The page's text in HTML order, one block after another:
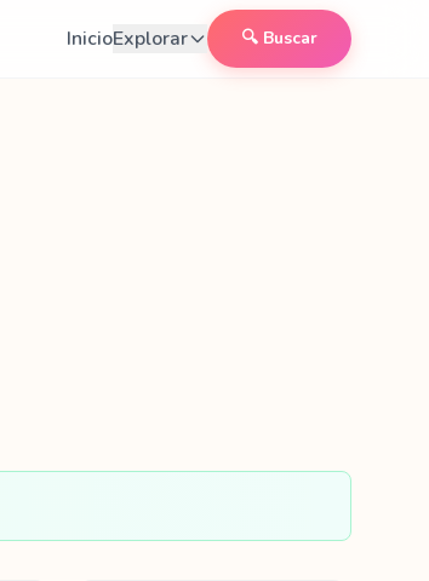
InicioExplorar 🔍 Buscar